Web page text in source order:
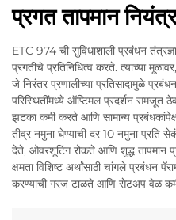
प्रगत तापमान
ETC 974 ची सुविधाशाली प्रबंधन
प्रगतीचे प्रतिनिधित्व करते. त्याच्या
जे निरंतर प्रणालीच्या प्रतिसादामुळे
परिस्थितींमध्ये ऑप्टिमल प्रदर्शन समजूत
झटका कमी करते आणि सामान्य
तीव्र नमुना घेण्याची दर 10 नमुना प्रति
देते, ओवरशूटिंग रोकते आणि शुद्ध तापमान
क्षमता विशिष्ट अर्थांसाठी चांगले प्रबंधन
करण्याची गरज टाळते आणि सेटअप वेळ